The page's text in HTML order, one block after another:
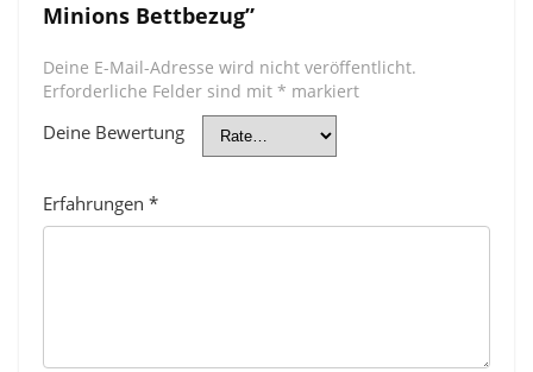
Minions Bettbezug”
Deine E-Mail-Adresse wird nicht veröffentlicht.
Erforderliche Felder sind mit * markiert
Deine Bewertung
Erfahrungen *